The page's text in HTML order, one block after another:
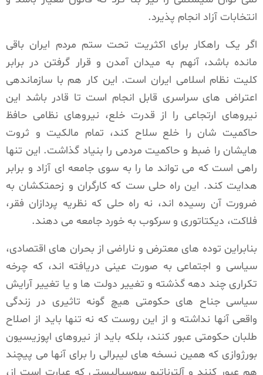
انتخابات آزاد انجام پذیرد.
اگر یک راهکار برای اکثریت تحت ستم مردم ایران باقی
مانده باشد، آنهم به میدان آمدن و قرار گرفتن در برابر
کلیت نظام اسلامی ایران است. این کار هم با سازماندهی
اعتراض های سراسری قابل انجام است تا قادر باشد این
نیروهای ارتجاعی را از قدرت خلع، نیروهای نظامی حافظ
حاکمیت شان را خلع سلاح کند، تمام مالکیت و ثروت
هایشان را ضبط و حاکمیت مردمی را بنیاد گذاشت. این تنها
راهی است که می تواند ما را به سوی جامعه ای آزاد و برابر
هدایت کند. این راه حلی ست که کارگران و زحمتکشان به
ضرورت آن رسیده اند، نه راه حلی که نظریه پردازان فقر،
فلاکت، دیکتاتوری و سرکوب به خورد جامعه می دهند.
بنابراین توده های معترض و ناراضی از بحران های اقتصادی،
سیاسی و اجتماعی به صورت عینی دریافته اند، که چرخه
تکراری چند دهه گذشته و تغییر دولت ها و یا تغییر آرایش
سیاسی جناح های حکومتی هیچ گونه تاثیری در زندگی
واقعی آنها نداشته و از این روست که نه تنها باید از اصلاح
طلبان حکومتی عبور کنند، بلکه باید از نیروهای اپوزیسیون
بورژوازی که همین نسخه های لیبرالی را برای آنها می پیچند